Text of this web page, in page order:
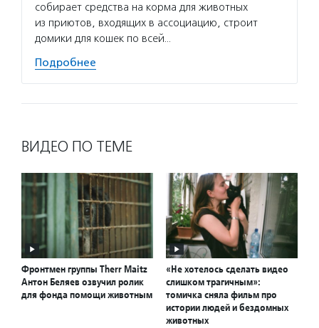
собирает средства на корма для животных
из приютов, входящих в ассоциацию, строит
домики для кошек по всей…
Подробнее
ВИДЕО ПО ТЕМЕ
Фронтмен группы Therr Maitz
Антон Беляев озвучил ролик
для фонда помощи животным
«Не хотелось сделать видео
слишком трагичным»:
томичка сняла фильм про
истории людей и бездомных
животных